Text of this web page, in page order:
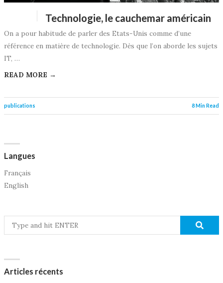
Technologie, le cauchemar américain
On a pour habitude de parler des Etats-Unis comme d’une
référence en matière de technologie. Dès que l’on aborde les sujets
IT, …
READ MORE →
publications 8 Min Read
Langues
Français
English
Articles récents